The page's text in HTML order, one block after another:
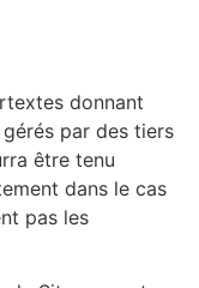
donnant
par des tiers
être tenu
dans le cas
pas les